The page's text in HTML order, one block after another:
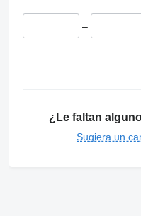
–
¿Le faltan
Sugiera un